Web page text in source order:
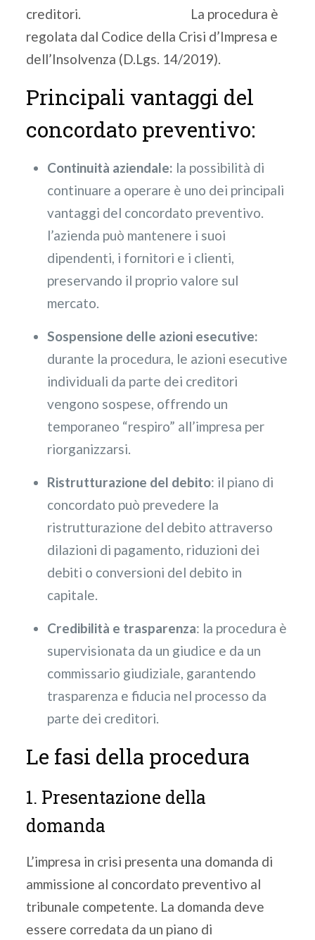
creditori. La procedura è
regolata dal Codice della Crisi d’Impresa e
dell’Insolvenza (D.Lgs. 14/2019).
Principali vantaggi del
concordato preventivo:
Continuità aziendale: la possibilità di
continuare a operare è uno dei principali
vantaggi del concordato preventivo.
l’azienda può mantenere i suoi
dipendenti, i fornitori e i clienti,
preservando il proprio valore sul
mercato.
Sospensione delle azioni esecutive:
durante la procedura, le azioni esecutive
individuali da parte dei creditori
vengono sospese, offrendo un
temporaneo “respiro” all’impresa per
riorganizzarsi.
Ristrutturazione del debito: il piano di
concordato può prevedere la
ristrutturazione del debito attraverso
dilazioni di pagamento, riduzioni dei
debiti o conversioni del debito in
capitale.
Credibilità e trasparenza: la procedura è
supervisionata da un giudice e da un
commissario giudiziale, garantendo
trasparenza e fiducia nel processo da
parte dei creditori.
Le fasi della procedura
1. Presentazione della
domanda
L’impresa in crisi presenta una domanda di
ammissione al concordato preventivo al
tribunale competente. La domanda deve
essere corredata da un piano di